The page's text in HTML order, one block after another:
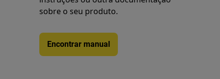
sobre o seu produto.
Encontrar manual